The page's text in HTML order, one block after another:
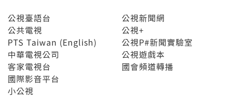
公視臺語台
公共電視
PTS Taiwan (English)
中華電視公司
客家電視台
國際影音平台
小公視
公視新聞網
公視+
公視P#新聞實驗室
公視遊戲本
國會頻道轉播